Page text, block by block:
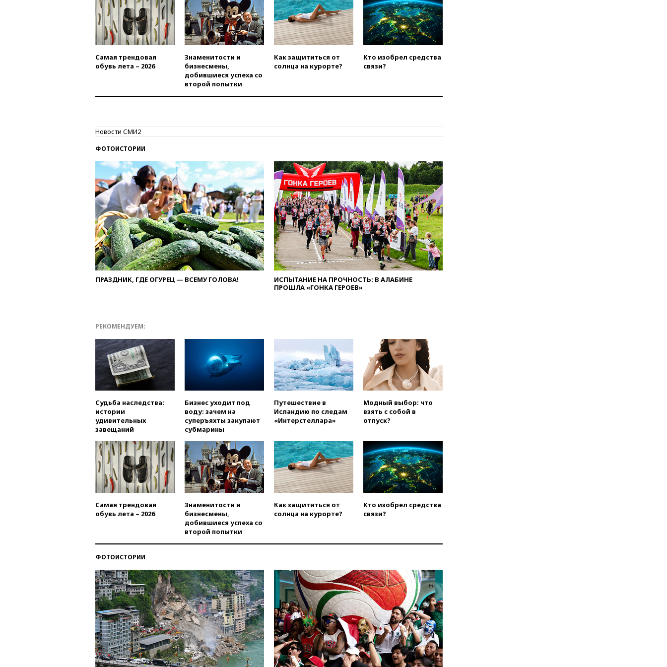
получили ножевые ранения
при нападении в Чехии
вчера, 22:00Путин поручил
выделить средства на новые
РЛС для Белгородской
области
вчера, 21:56 The Atlantic: Маск
атак вглубь РФ
официальный отказ в визах от
Хорватии
вчера, 21:15Пентагон
опубликовал 16 новых видео с
НЛО
вчера, 21:00На границе
Украины с Польшей скопилось
свыше 6,5 тысячи грузовиков
вчера, 20:53Швыдкой:
«Интервидение» точно
пройдет в 2026 году
вчера, 20:45
беспилотников над Россией
Белгородской области
вчера, 20:30Лидию Невзорову
заочно арестовали по делу о
финансировании
экстремизма
постановил остановить
строительство бального зала в
Белом доме
вчера, 20:15Сенат США
одобрил ужесточение
санкций против России и
Ирана
вчера, 20:00СК возбудил дело
против журналистки Катерины
фигуристкам Валиевой и
впервые совершил
официальный визит в Сербию
вчера, 19:19Россиянка
погибла во Французских
Альпах
вчера, 19:00Открытое
горение на складе в Брянске
ликвидировано
Самая трендовая
обувь лета – 2026
Знаменитости и
бизнесмены,
добившиеся успеха со
второй попытки
Как защититься от
солнца на курорте?
Кто изобрел средства
связи?
Новости СМИ2
ФОТОИСТОРИИ
ПРАЗДНИК, ГДЕ ОГУРЕЦ — ВСЕМУ ГОЛОВА!
ИСПЫТАНИЕ НА ПРОЧНОСТЬ: В АЛАБИНЕ
ПРОШЛА «ГОНКА ГЕРОЕВ»
РЕКОМЕНДУЕМ:
Судьба наследства:
истории
удивительных
завещаний
Бизнес уходит под
воду: зачем на
суперъяхты закупают
субмарины
Путешествие в
Исландию по следам
«Интерстеллара»
Модный выбор: что
взять с собой в
отпуск?
Самая трендовая
обувь лета – 2026
Знаменитости и
бизнесмены,
добившиеся успеха со
второй попытки
Как защититься от
солнца на курорте?
Кто изобрел средства
связи?
ФОТОИСТОРИИ